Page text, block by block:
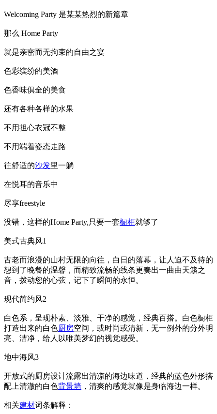
Welcoming Party 是某某热烈的新篇章
那么 Home Party
就是亲密而无拘束的自由之宴
色彩缤纷的美酒
色香味俱全的美食
还有各种各样的水果
不用担心衣冠不整
不用端着姿态走路
往舒适的沙发里一躺
在悦耳的音乐中
尽享freestyle
没错，这样的Home Party,只要一套橱柜就够了
美式古典风1
古老而浪漫的山村无限的向往，白日的落幕，让人迫不及待的
想到了晚餐的温馨，而精致流畅的线条更奏出一曲曲天籁之
音，拨动您的心弦，记下了瞬间的永恒。
现代简约风2
白色系，呈现朴素、淡雅、干净的感觉，经典百搭。白色橱柜
打造出来的白色厨房空间，或时尚或清新，无一例外的分外明
亮、洁净，给人以唯美梦幻的视觉感受。
地中海风3
开放式的厨房设计流露出清凉的海边味道，经典的蓝色外形搭
配上清澈的白色背景墙 ，清爽的感觉就像是身临海边一样。
相关建材词条解释：